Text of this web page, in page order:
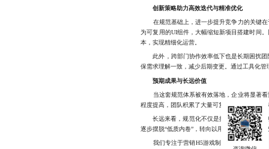
创新策略助力高效迭代与精准优化
在规范基础上，进一步提升竞争力的关键在
为可复用的UI组件，大幅缩短新项目搭建时间
本，实现精细化运营。
此外，跨部门协作效率低下也是长期困扰团
保需求理解一致，减少后期变更。通过工具化
预期成果与长远价值
当这套规范体系被有效落地，企业将显著看
程度提高，团队积累了大量可复用的内容资产
长远来看，规范化不仅是提升单个项目的成
逐步摆脱“低质内卷”，转向以用户体验和数据实
我们专注于营销H5游戏制作的全流程服务，